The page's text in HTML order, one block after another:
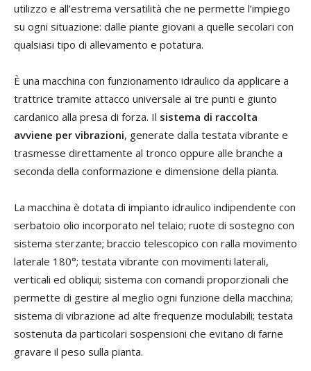
utilizzo e all’estrema versatilità che ne permette l’impiego
su ogni situazione: dalle piante giovani a quelle secolari con
qualsiasi tipo di allevamento e potatura.
È una macchina con funzionamento idraulico da applicare a
trattrice tramite attacco universale ai tre punti e giunto
cardanico alla presa di forza. Il sistema di raccolta
avviene per vibrazioni, generate dalla testata vibrante e
trasmesse direttamente al tronco oppure alle branche a
seconda della conformazione e dimensione della pianta.
La macchina è dotata di impianto idraulico indipendente con
serbatoio olio incorporato nel telaio; ruote di sostegno con
sistema sterzante; braccio telescopico con ralla movimento
laterale 180°; testata vibrante con movimenti laterali,
verticali ed obliqui; sistema con comandi proporzionali che
permette di gestire al meglio ogni funzione della macchina;
sistema di vibrazione ad alte frequenze modulabili; testata
sostenuta da particolari sospensioni che evitano di farne
gravare il peso sulla pianta.